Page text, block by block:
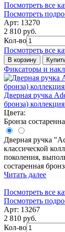
Посмотреть все
Посмотреть
Арт: 13270
2 810 руб.
Кол-во
Посмотреть все
В корзину
Фиксаторы и
Дверная ручка
бронза)
Цвета:
Бронза
Дверная ручка
классической
поколения,
состаренная
Читать далее
Посмотреть все
Посмотреть
Арт: 13267
2 810 руб.
Кол-во